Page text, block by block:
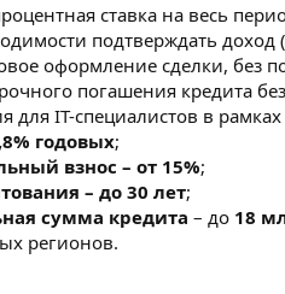
ставка на весь
подтверждать
оформление сделки, без
погашения кредита
для IT-специалистов в
годовых;
взнос – от 15%;
– до 30 лет;
сумма кредита – до 18
регионов.